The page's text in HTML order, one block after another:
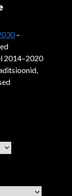
–
2014–2020